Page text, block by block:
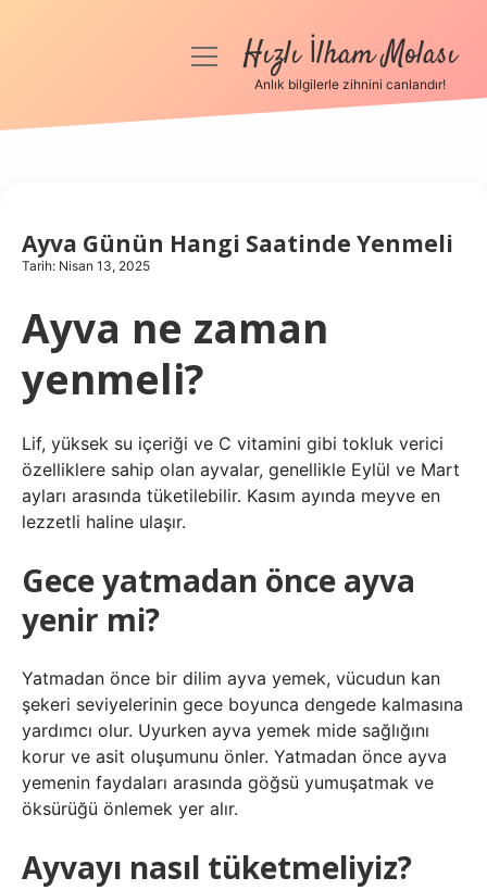
Anasayfa
Hakkımızda
menüyüHızlı İlham Molası
Anlık bilgilerle zihnini canlandır!
Ayva Günün Hangi Saatinde Yenmeli
Tarih: Nisan 13, 2025
Ayva ne zaman
yenmeli?
Lif, yüksek su içeriği ve C vitamini gibi tokluk verici
özelliklere sahip olan ayvalar, genellikle Eylül ve Mart
ayları arasında tüketilebilir. Kasım ayında meyve en
lezzetli haline ulaşır.
Gece yatmadan önce ayva
yenir mi?
Yatmadan önce bir dilim ayva yemek, vücudun kan
şekeri seviyelerinin gece boyunca dengede kalmasına
yardımcı olur. Uyurken ayva yemek mide sağlığını
korur ve asit oluşumunu önler. Yatmadan önce ayva
yemenin faydaları arasında göğsü yumuşatmak ve
öksürüğü önlemek yer alır.
Ayvayı nasıl tüketmeliyiz?